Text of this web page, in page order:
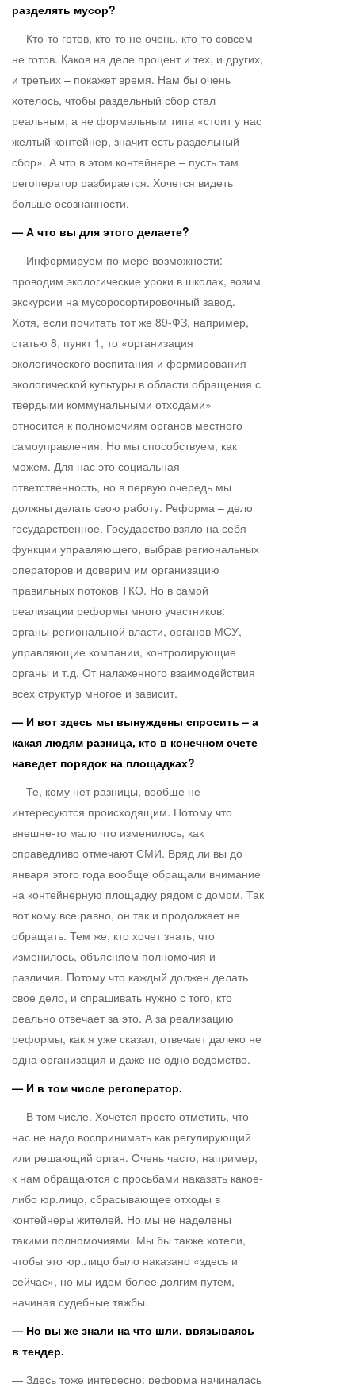
разделять мусор?
— Кто-то готов, кто-то не очень, кто-то совсем
не готов. Каков на деле процент и тех, и других,
и третьих – покажет время. Нам бы очень
хотелось, чтобы раздельный сбор стал
реальным, а не формальным типа «стоит у нас
желтый контейнер, значит есть раздельный
сбор». А что в этом контейнере – пусть там
регоператор разбирается. Хочется видеть
больше осознанности.
— А что вы для этого делаете?
— Информируем по мере возможности:
проводим экологические уроки в школах, возим
экскурсии на мусоросортировочный завод.
Хотя, если почитать тот же 89-ФЗ, например,
статью 8, пункт 1, то «организация
экологического воспитания и формирования
экологической культуры в области обращения с
твердыми коммунальными отходами»
относится к полномочиям органов местного
самоуправления. Но мы способствуем, как
можем. Для нас это социальная
ответственность, но в первую очередь мы
должны делать свою работу. Реформа – дело
государственное. Государство взяло на себя
функции управляющего, выбрав региональных
операторов и доверим им организацию
правильных потоков ТКО. Но в самой
реализации реформы много участников:
органы региональной власти, органов МСУ,
управляющие компании, контролирующие
органы и т.д. От налаженного взаимодействия
всех структур многое и зависит.
— И вот здесь мы вынуждены спросить – а
какая людям разница, кто в конечном счете
наведет порядок на площадках?
— Те, кому нет разницы, вообще не
интересуются происходящим. Потому что
внешне-то мало что изменилось, как
справедливо отмечают СМИ. Вряд ли вы до
января этого года вообще обращали внимание
на контейнерную площадку рядом с домом. Так
вот кому все равно, он так и продолжает не
обращать. Тем же, кто хочет знать, что
изменилось, объясняем полномочия и
различия. Потому что каждый должен делать
свое дело, и спрашивать нужно с того, кто
реально отвечает за это. А за реализацию
реформы, как я уже сказал, отвечает далеко не
одна организация и даже не одно ведомство.
— И в том числе регоператор.
— В том числе. Хочется просто отметить, что
нас не надо воспринимать как регулирующий
или решающий орган. Очень часто, например,
к нам обращаются с просьбами наказать какое-
либо юр.лицо, сбрасывающее отходы в
контейнеры жителей. Но мы не наделены
такими полномочиями. Мы бы также хотели,
чтобы это юр.лицо было наказано «здесь и
сейчас», но мы идем более долгим путем,
начиная судебные тяжбы.
— Но вы же знали на что шли, ввязываясь
в тендер.
— Здесь тоже интересно: реформа начиналась